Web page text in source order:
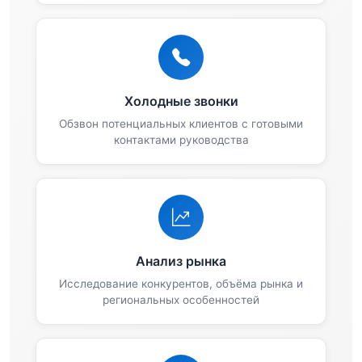
Холодные звонки
Обзвон потенциальных клиентов с готовыми
контактами руководства
Анализ рынка
Исследование конкурентов, объёма рынка и
региональных особенностей